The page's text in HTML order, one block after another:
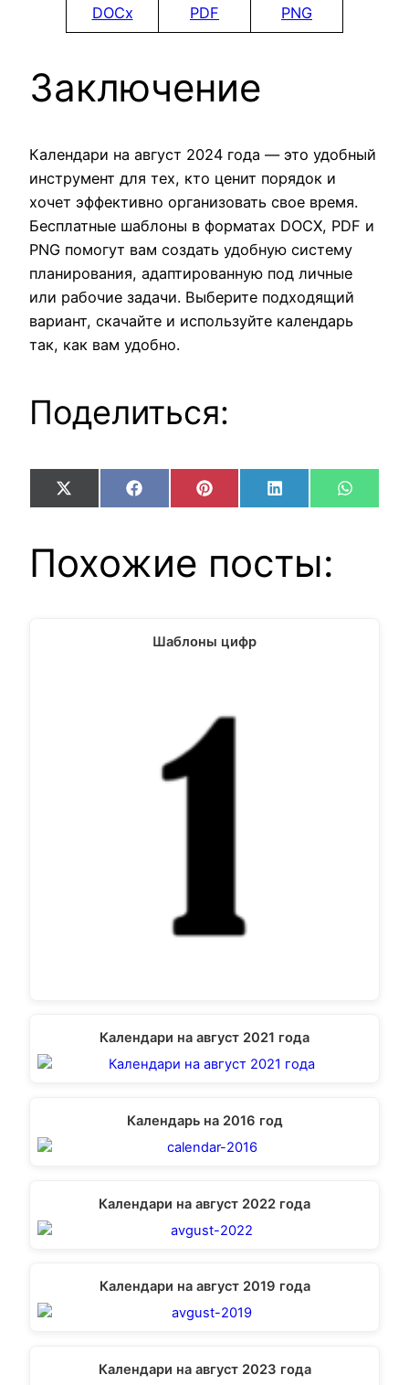
DOCx
PDF
PNG
Заключение
Календари на август 2024 года — это удобный
инструмент для тех, кто ценит порядок и
хочет эффективно организовать свое время.
Бесплатные шаблоны в форматах DOCX, PDF и
PNG помогут вам создать удобную систему
планирования, адаптированную под личные
или рабочие задачи. Выберите подходящий
вариант, скачайте и используйте календарь
так, как вам удобно.
Поделиться:
Share
on
X
(Twitter)
Share
on
FacebookShare
on
Pinterest Share
on
LinkedIn Share
on
Похожие посты:
Шаблоны цифр
Календари на август 2021 года
Календарь на 2016 год
Календари на август 2022 года
Календари на август 2019 года
Календари на август 2023 года